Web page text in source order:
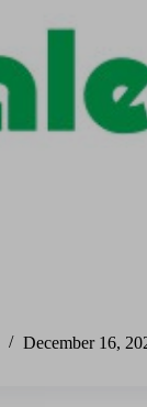
December 16,